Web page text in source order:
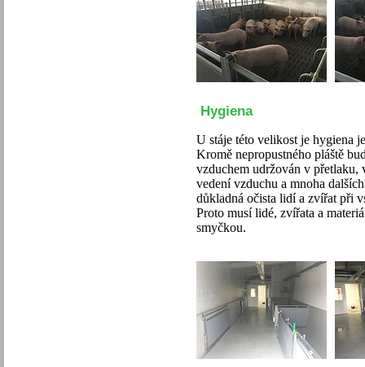
Hygiena
U stáje této velikost je hygiena
Kromě nepropustného pláště
vzduchem udržován v
vedení vzduchu a mnoha
důkladná očista lidí a zvířat při
Proto musí lidé, zvířata a
smyčkou.